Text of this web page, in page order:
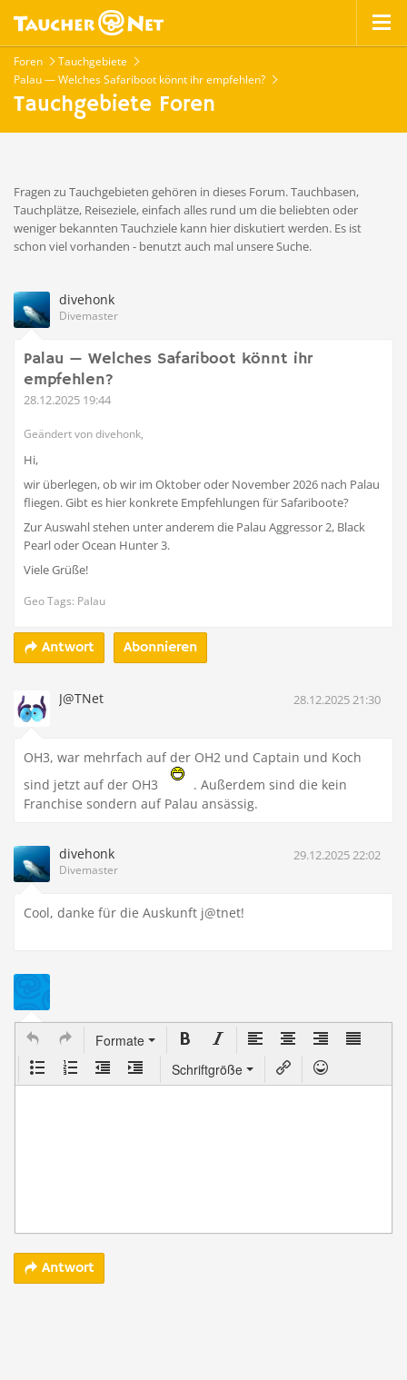
Foren
Tauchgebiete
Palau — Welches Safariboot könnt ihr empfehlen?
Tauchgebiete Foren
Fragen zu Tauchgebieten gehören in dieses Forum. Tauchbasen,
Tauchplätze, Reiseziele, einfach alles rund um die beliebten oder
weniger bekannten Tauchziele kann hier diskutiert werden. Es ist
schon viel vorhanden - benutzt auch mal unsere Suche.
divehonk
Divemaster
Palau — Welches Safariboot könnt ihr
empfehlen?
28.12.2025 19:44
Geändert von divehonk,
Hi,
wir überlegen, ob wir im Oktober oder November 2026 nach Palau
fliegen. Gibt es hier konkrete Empfehlungen für Safariboote?
Zur Auswahl stehen unter anderem die Palau Aggressor 2, Black
Pearl oder Ocean Hunter 3.
Viele Grüße!
Geo Tags: Palau
Antwort Abonnieren
J@TNet 28.12.2025 21:30
OH3, war mehrfach auf der OH2 und Captain und Koch
sind jetzt auf der OH3
. Außerdem sind die kein
Franchise sondern auf Palau ansässig.
divehonk
Divemaster
29.12.2025 22:02
Cool, danke für die Auskunft j@tnet!
Formate
Schriftgröße
Antwort